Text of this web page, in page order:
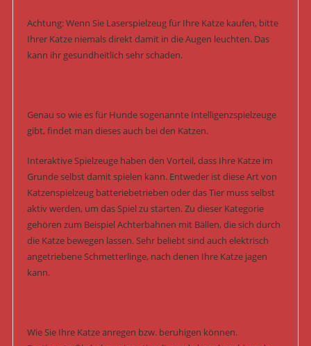
Achtung: Wenn Sie Laserspielzeug für Ihre Katze kaufen, bitte
Ihrer Katze niemals direkt damit in die Augen leuchten. Das
kann ihr gesundheitlich sehr schaden.
Genau so wie es für Hunde sogenannte Intelligenzspielzeuge
gibt, findet man dieses auch bei den Katzen.
Interaktive Spielzeuge haben den Vorteil, dass Ihre Katze im
Grunde selbst damit spielen kann. Entweder ist diese Art von
Katzenspielzeug batteriebetrieben oder das Tier muss selbst
aktiv werden, um das Spiel zu starten. Zu dieser Kategorie
gehören zum Beispiel Achterbahnen mit Bällen, die sich durch
die Katze bewegen lassen. Sehr beliebt sind auch elektrisch
angetriebene Schmetterlinge, nach denen Ihre Katze jagen
kann.
Wie Sie Ihre Katze anregen bzw. beruhigen können.